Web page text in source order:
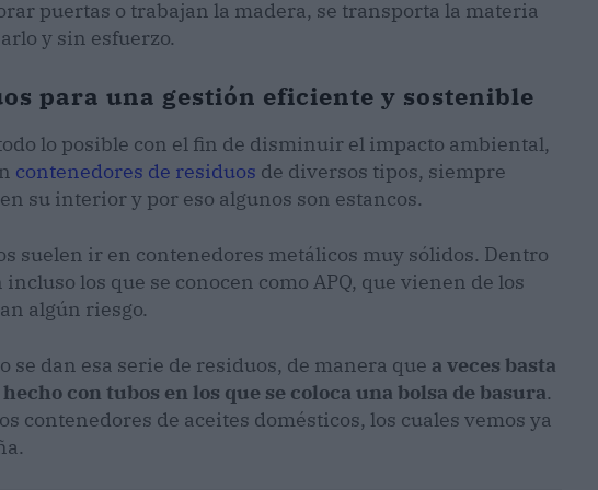
puertas o trabajan la madera, se transporta la materia
y sin esfuerzo.
para una gestión eficiente y sostenible
lo posible con el fin de disminuir el impacto ambiental,
contenedores de residuos de diversos tipos, siempre
su interior y por eso algunos son estancos.
suelen ir en contenedores metálicos muy sólidos. Dentro
los que se conocen como APQ, que vienen de los
algún riesgo.
se dan esa serie de residuos, de manera que a veces basta
con tubos en los que se coloca una bolsa de basura.
contenedores de aceites domésticos, los cuales vemos ya